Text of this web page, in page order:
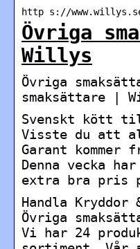
http s://
Övriga
Willys
Övriga
smaksättare |
Svenskt kött
Visste du att
Garant kommer
Denna vecka
extra bra pris
Handla Kryddor
Övriga
Vi har 24